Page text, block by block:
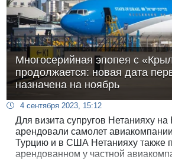
Многосерийная эпопея с
продолжается: новая дата
назначена на ноябрь
4 сентября 2023, 15:12
Для визита супругов Нетанияху на
арендовали самолет
Турцию и в США Нетанияху также
арендованном у частной